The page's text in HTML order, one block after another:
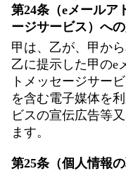
第24条（eメールア
ージサービス）へ
甲は、乙が、甲か
乙に提示した甲のe
トメッセージサー
を含む電子媒体を
ビスの宣伝広告等
ます。
第25条（個人情報